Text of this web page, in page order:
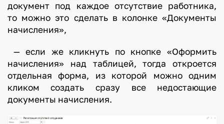
документ под каждое отсутствие работника,
то можно это сделать в колонке «Документы
начисления»,
— если же кликнуть по кнопке «Оформить
начисления» над таблицей, тогда откроется
отдельная форма, из которой можно одним
кликом создать сразу все недостающие
документы начисления.